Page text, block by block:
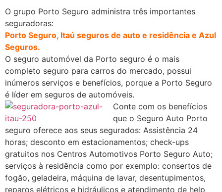
O grupo Porto Seguro administra três importantes
seguradoras:
Porto Seguro, Itaú seguros de auto e residência e Azul
Seguros.
O seguro automóvel da Porto seguro é o mais
completo seguro para carros do mercado, possui
inúmeros serviços e benefícios, porque a Porto Seguro
é líder em seguros de automóveis.
Conte com os benefícios
que o Seguro Auto Porto
seguro oferece aos seus segurados: Assistência 24
horas; desconto em estacionamentos; check-ups
gratuitos nos Centros Automotivos Porto Seguro Auto;
serviços à residência como por exemplo: consertos de
fogão, geladeira, máquina de lavar, desentupimentos,
reparos elétricos e hidráulicos e atendimento de help